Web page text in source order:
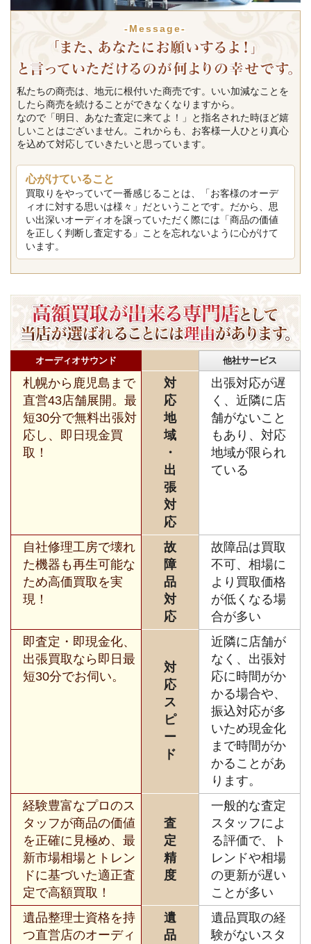
-Message-
私たちの商売は、地元に根付いた商売です。いい加減なことを
したら商売を続けることができなくなりますから。
なので「明日、あなた査定に来てよ！」と指名された時ほど嬉
しいことはございません。これからも、お客様一人ひとり真心
を込めて対応していきたいと思っています。
心がけていること
買取りをやっていて一番感じることは、「お客様のオーデ
ィオに対する思いは様々」だということです。だから、思
い出深いオーディオを譲っていただく際には「商品の価値
を正しく判断し査定する」ことを忘れないように心がけて
います。
オーディオサウンド 他社サービス
札幌から鹿児島まで
直営43店舗展開。最
短30分で無料出張対
応し、即日現金買
取！
対
応
地
域
・
出
張
対
応
出張対応が遅
く、近隣に店
舗がないこと
もあり、対応
地域が限られ
ている
自社修理工房で壊れ
た機器も再生可能な
ため高価買取を実
現！
故
障
品
対
応
故障品は買取
不可、相場に
より買取価格
が低くなる場
合が多い
即査定・即現金化、
出張買取なら即日最
短30分でお伺い。
対
応
ス
ピ
ー
ド
近隣に店舗が
なく、出張対
応に時間がか
かる場合や、
振込対応が多
いため現金化
まで時間がか
かることがあ
ります。
経験豊富なプロのス
タッフが商品の価値
を正確に見極め、最
新市場相場とトレン
ドに基づいた適正査
定で高額買取！
査
定
精
度
一般的な査定
スタッフによ
る評価で、ト
レンドや相場
の更新が遅い
ことが多い
遺品整理士資格を持
つ直営店のオーディ
遺
品
遺品買取の経
験がないスタ